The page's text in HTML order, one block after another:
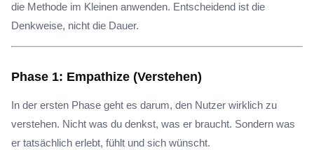
die Methode im Kleinen anwenden. Entscheidend ist die
Denkweise, nicht die Dauer.
Phase 1: Empathize (Verstehen)
In der ersten Phase geht es darum, den Nutzer wirklich zu
verstehen. Nicht was du denkst, was er braucht. Sondern was
er tatsächlich erlebt, fühlt und sich wünscht.